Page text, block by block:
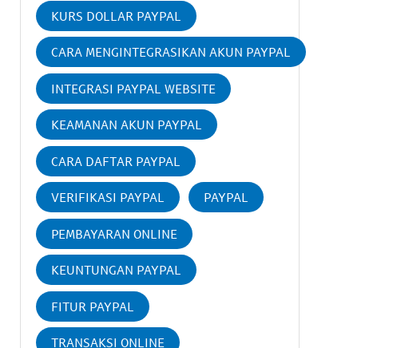
KURS DOLLAR PAYPAL
CARA MENGINTEGRASIKAN AKUN PAYPAL
INTEGRASI PAYPAL WEBSITE
KEAMANAN AKUN PAYPAL
CARA DAFTAR PAYPAL
VERIFIKASI PAYPAL PAYPAL
PEMBAYARAN ONLINE
KEUNTUNGAN PAYPAL
FITUR PAYPAL
TRANSAKSI ONLINE